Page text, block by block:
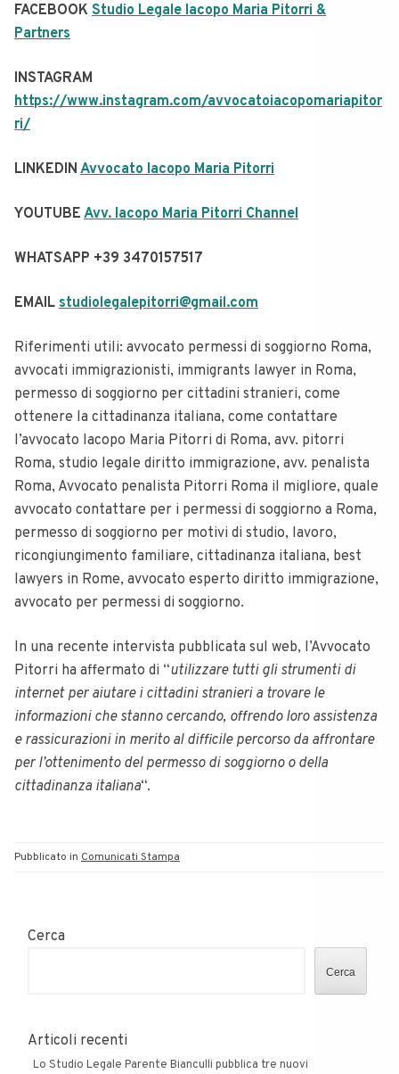
FACEBOOK Studio Legale Iacopo Maria Pitorri &
Partners
INSTAGRAM
https://www.instagram.com/avvocatoiacopomariapitor
ri/
LINKEDIN Avvocato Iacopo Maria Pitorri
YOUTUBE ​​ Avv. Iacopo Maria Pitorri Channel
WHATSAPP +39 3470157517
EMAIL studiolegalepitorri@gmail.com
Riferimenti utili: avvocato permessi di soggiorno Roma,
avvocati immigrazionisti, immigrants lawyer in Roma,
permesso di soggiorno per cittadini stranieri, come
ottenere la cittadinanza italiana, come contattare
l’avvocato Iacopo Maria Pitorri di Roma, avv. pitorri
Roma, studio legale diritto immigrazione, avv. penalista
Roma, Avvocato penalista Pitorri Roma il migliore, quale
avvocato contattare per i permessi di soggiorno a Roma,
permesso di soggiorno per motivi di studio, lavoro,
ricongiungimento familiare, cittadinanza italiana, best
lawyers in Rome, avvocato esperto diritto immigrazione,
avvocato per permessi di soggiorno.
In una recente intervista pubblicata sul web, l’Avvocato
Pitorri ha affermato di “utilizzare tutti gli strumenti di
internet per aiutare i cittadini stranieri a trovare le
informazioni che stanno cercando, offrendo loro assistenza
e rassicurazioni in merito al difficile percorso da affrontare
per l’ottenimento del permesso di soggiorno o della
cittadinanza italiana“.
Pubblicato in Comunicati Stampa
Cerca
Cerca
Articoli recenti
Lo Studio Legale Parente Bianculli pubblica tre nuovi